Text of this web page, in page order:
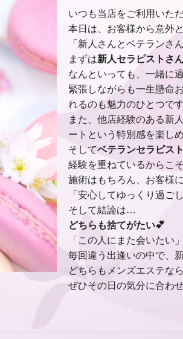
いつも当店をご利用いた
本日は、お客様から意外
「新人さんとベテランさ
まずは新人セラピストさ
なんといっても、一緒に
緊張しながらも一生懸命
れるのも魅力のひとつで
また、他店経験のある新
ートという特別感を楽し
そしてベテランセラピス
経験を重ねているからこ
施術はもちろん、お客様
「安心してゆっくり過ご
そして結論は…
どちらも捨てがたい💕
「この人にまた会いたい
毎回違う出逢いの中で、
どちらもメンズエステな
ぜひその日の気分に合わ